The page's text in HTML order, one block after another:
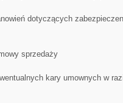
dotyczących
sprzedaży
kary umownych​ w⁤